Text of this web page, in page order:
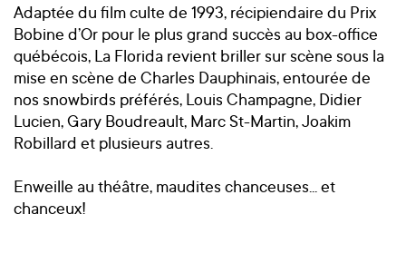
Adaptée du film culte de 1993, récipiendaire du Prix
Bobine d’Or pour le plus grand succès au box-office
québécois, La Florida revient briller sur scène sous la
mise en scène de Charles Dauphinais, entourée de
nos snowbirds préférés, Louis Champagne, Didier
Lucien, Gary Boudreault, Marc St-Martin, Joakim
Robillard et plusieurs autres.
Enweille au théâtre, maudites chanceuses... et
chanceux!